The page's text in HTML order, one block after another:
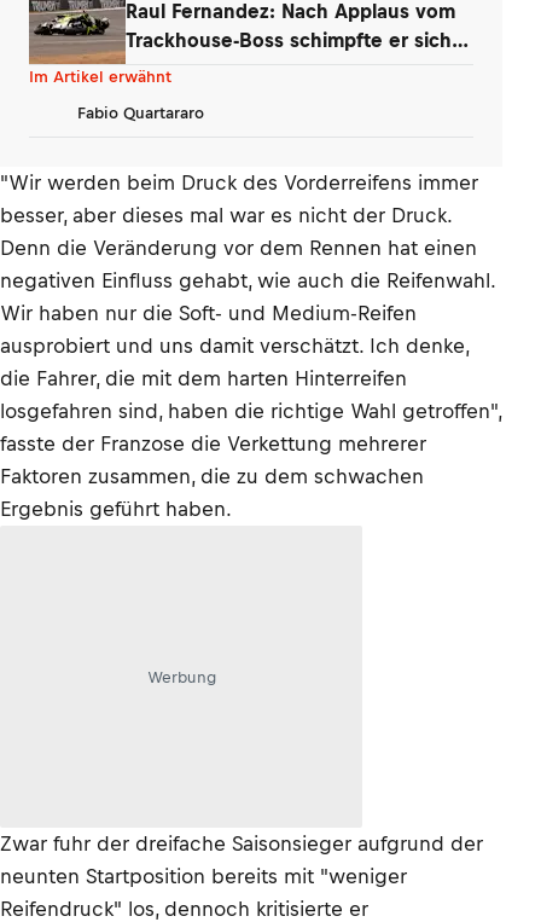
Raul Fernandez: Nach Applaus vom
Trackhouse-Boss schimpfte er sich
selbst
Im Artikel erwähnt
Fabio Quartararo
"Wir werden beim Druck des Vorderreifens immer
besser, aber dieses mal war es nicht der Druck.
Denn die Veränderung vor dem Rennen hat einen
negativen Einfluss gehabt, wie auch die Reifenwahl.
Wir haben nur die Soft- und Medium-Reifen
ausprobiert und uns damit verschätzt. Ich denke,
die Fahrer, die mit dem harten Hinterreifen
losgefahren sind, haben die richtige Wahl getroffen",
fasste der Franzose die Verkettung mehrerer
Faktoren zusammen, die zu dem schwachen
Ergebnis geführt haben.
Werbung
Zwar fuhr der dreifache Saisonsieger aufgrund der
neunten Startposition bereits mit "weniger
Reifendruck" los, dennoch kritisierte er